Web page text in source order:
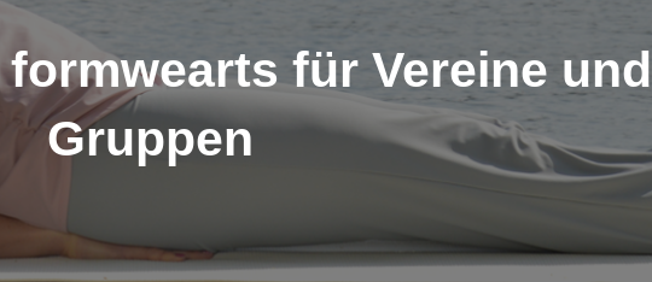
für Vereine und
Gruppen